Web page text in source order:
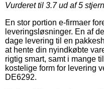
Vurderet til 3.7ud af 5
En stor portion e-firmaer
leveringsløsninger. En af
dage levering til en
at hente din nyindkøbte
rigtig smart, samt i mange
kostelige form for levering
DE6292.